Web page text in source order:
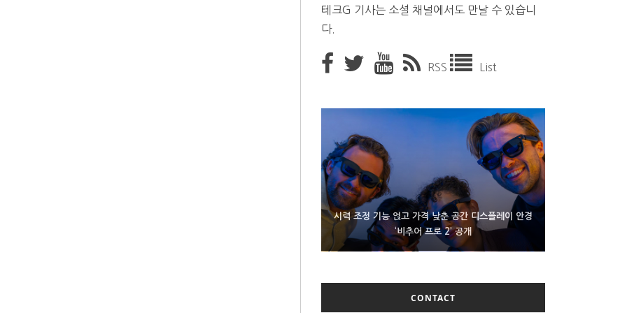
테크G 기사는 소셜 채널에서도 만날 수 있습니
다.
RSS List
시력 조정 기능 얹고 가격 낮춘 공간 디스플레이 안경
‘비추어 프로 2’ 공개
D램 부족에 10억달러어치 아이폰18 프로세서 패키징
대기 중
300~400달러 반지형 스피커 준비하는 오픈AI
CONTACT